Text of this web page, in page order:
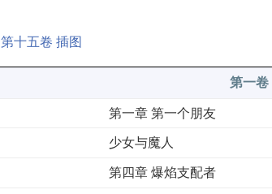
第十五卷 插图
第一卷
第一章 第一个朋友
少女与魔人
第四章 爆焰支配者